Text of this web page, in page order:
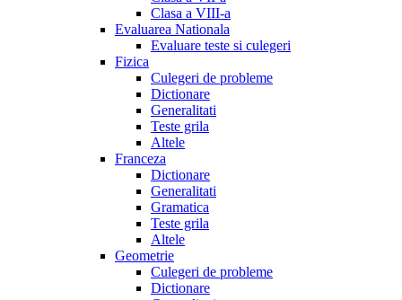
Clasa a VIII-a
Evaluarea Nationala
Evaluare teste si culegeri
Fizica
Culegeri de probleme
Dictionare
Generalitati
Teste grila
Altele
Franceza
Dictionare
Generalitati
Gramatica
Teste grila
Altele
Geometrie
Culegeri de probleme
Dictionare